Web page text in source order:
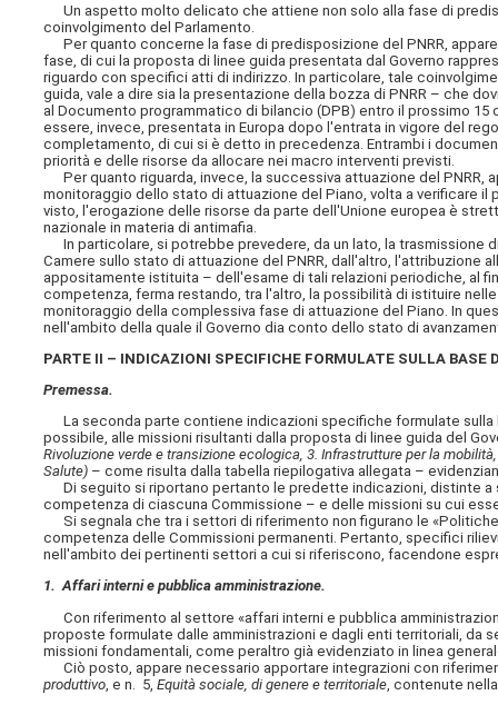
Un aspetto molto delicato che attiene non solo alla fase di
coinvolgimento del Parlamento.
Per quanto concerne la fase di predisposizione del PNRR,
fase, di cui la proposta di linee guida presentata dal Governo
riguardo con specifici atti di indirizzo. In particolare, tale
guida, vale a dire sia la presentazione della bozza di PNRR – che
al Documento programmatico di bilancio (DPB) entro il prossimo
essere, invece, presentata in Europa dopo l'entrata in vigore del
completamento, di cui si è detto in precedenza. Entrambi i
priorità e delle risorse da allocare nei macro interventi previsti.
Per quanto riguarda, invece, la successiva attuazione del PNRR,
monitoraggio dello stato di attuazione del Piano, volta a verificare
visto, l'erogazione delle risorse da parte dell'Unione europea è
nazionale in materia di antimafia.
In particolare, si potrebbe prevedere, da un lato, la trasmissione
Camere sullo stato di attuazione del PNRR, dall'altro, l'attribuzione
appositamente istituita – dell'esame di tali relazioni periodiche, al
competenza, ferma restando, tra l'altro, la possibilità di istituire
monitoraggio della complessiva fase di attuazione del Piano. In
nell'ambito della quale il Governo dia conto dello stato di
PARTE II – INDICAZIONI SPECIFICHE FORMULATE SULLA
Premessa.
La seconda parte contiene indicazioni specifiche formulate sulla
possibile, alle missioni risultanti dalla proposta di linee guida del
Rivoluzione verde e transizione ecologica, 3. Infrastrutture per la
Salute) – come risulta dalla tabella riepilogativa allegata –
Di seguito si riportano pertanto le predette indicazioni, distinte
competenza di ciascuna Commissione – e delle missioni su cui
Si segnala che tra i settori di riferimento non figurano le
competenza delle Commissioni permanenti. Pertanto, specifici
nell'ambito dei pertinenti settori a cui si riferiscono, facendone
1. Affari interni e pubblica amministrazione.
Con riferimento al settore «affari interni e pubblica
proposte formulate dalle amministrazioni e dagli enti territoriali,
missioni fondamentali, come peraltro già evidenziato in linea
Ciò posto, appare necessario apportare integrazioni con
produttivo , e n. 5,Equità sociale, di genere e territoriale , contenute